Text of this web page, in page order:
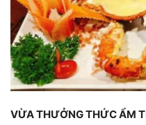
VỪA THƯỞNG THỨC ẨM